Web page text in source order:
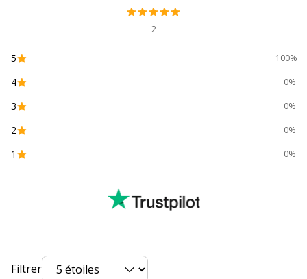
1
Sous-catégorie de
support
Données d'identification
Référence produit fabricant C32028-7
2
5 100%
4 0%
3 0%
2 0%
1 0%
Filtrer